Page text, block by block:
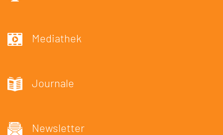
Mediathek
Journale
Newsletter